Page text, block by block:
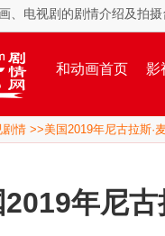
、电视剧的剧情介绍及拍
和动画首页 影
剧情 >>美国2019年尼古拉斯·
年尼